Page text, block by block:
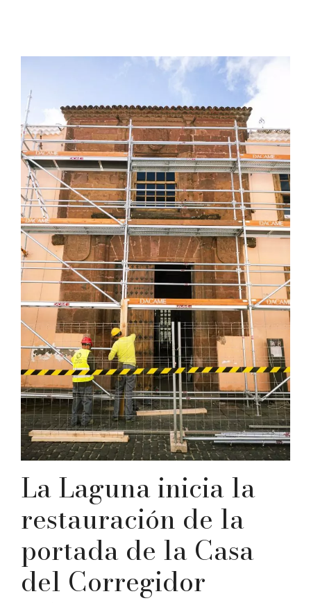
La Laguna inicia la
restauración de la
portada de la Casa
del Corregidor